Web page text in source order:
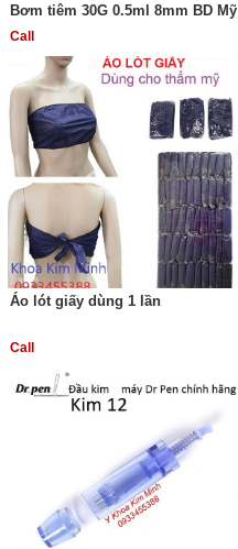
Bơm tiêm 30G 0.5ml 8mm BD Mỹ
Call
Áo lót giấy dùng 1 lần
Call